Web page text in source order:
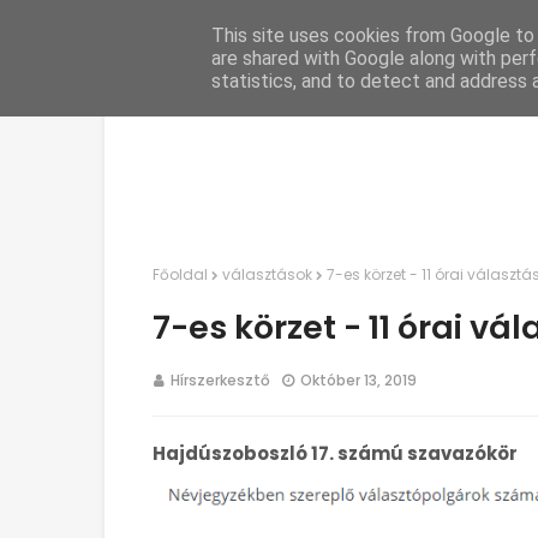
Főoldal választások 7-es körzet - 11 órai
7-es körzet - 11 órai
Hírszerkesztő Október 13, 2019
Hajdúszoboszló 17. számú szavazókör
This site uses cookies from Google
are shared with Google along with
statistics, and to detect and address